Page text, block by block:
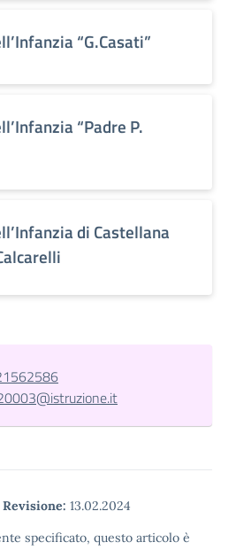
“G.Casati”
“Padre P.
di Castellana
Revisione: 13.02.2024
specificato, questo articolo è